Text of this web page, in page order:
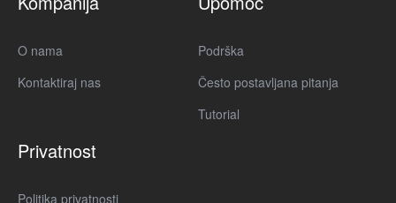
O nama
Kontaktiraj nas
Podrška
Često postavljana pitanja
Tutorial
Privatnost
Politika privatnosti